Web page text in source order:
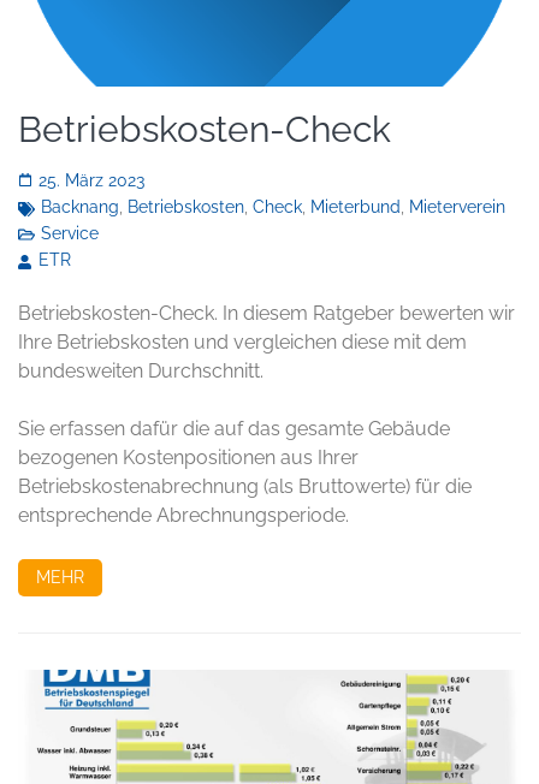
Betriebskosten-Check
25. März 2023
Backnang
Betriebskosten Check Mieterbund
Mieterverein
Service
ETR
Betriebskosten-Check. In diesem Ratgeber bewerten wir
Ihre Betriebskosten und vergleichen diese mit dem
bundesweiten Durchschnitt.
Sie erfassen dafür die auf das gesamte Gebäude
bezogenen Kostenpositionen aus Ihrer
Betriebskostenabrechnung (als Bruttowerte) für die
entsprechende Abrechnungsperiode.
MEHR